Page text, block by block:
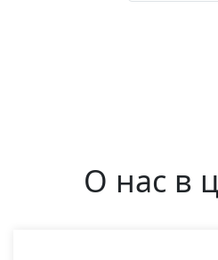
О нас в